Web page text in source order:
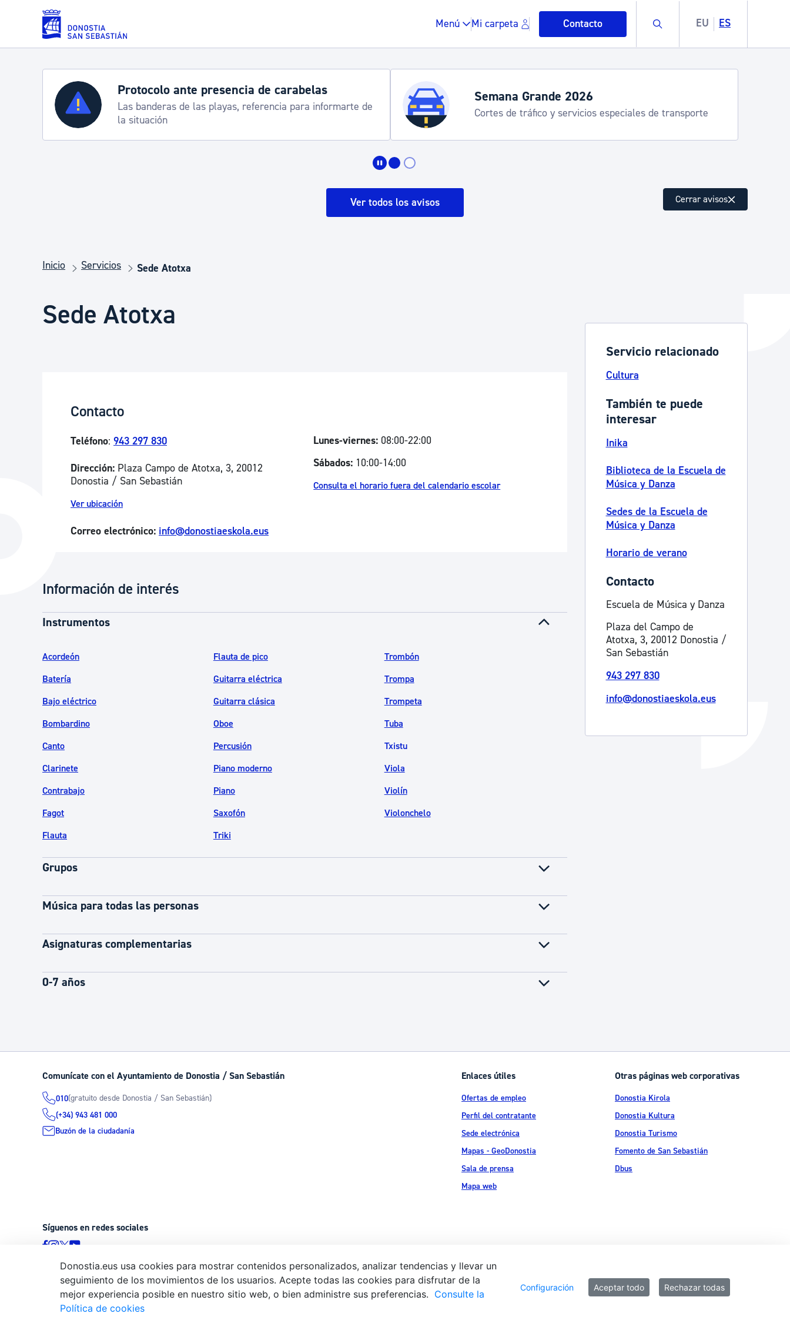
Saltar al contenido principal
Menú Mi carpeta Contacto Buscar EU ES
Servicios
Padrón y asuntos personales
Espacio público, residuos y medioambiente
Seguridad ciudadana y emergencias
Salud Pública, animales y consumo
Deporte
La ciudad
Descubre la ciudad
Actualidad
Catálogo de trámites
Protocolo ante presencia de carabelas
Las banderas de las playas, referencia para informarte de
la situación
Semana Grande 2026
Cortes de tráfico y servicios especiales de transporte
Ver todos los avisos Cerrar avisos
Inicio Servicios Sede Atotxa
Sede Atotxa
Contacto
Teléfono: 943 297 830
Dirección: Plaza Campo de Atotxa, 3, 20012
Donostia / San Sebastián
Ver ubicación
Correo electrónico: info@donostiaeskola.eus
Lunes-viernes: 08:00-22:00
Sábados: 10:00-14:00
Consulta el horario fuera del calendario escolar
Información de interés
Instrumentos
Acordeón
Batería
Bajo eléctrico
Bombardino
Canto
Clarinete
Contrabajo
Fagot
Flauta
Flauta de pico
Guitarra eléctrica
Guitarra clásica
Oboe
Percusión
Piano moderno
Piano
Saxofón
Triki
Trombón
Trompa
Trompeta
Tuba
Txistu
Viola
Violín
Violonchelo
Grupos
Música para todas las personas
Asignaturas complementarias
0-7 años
Servicio relacionado
Cultura
También te puede
interesar
Inika
Biblioteca de la Escuela de
Música y Danza
Sedes de la Escuela de
Música y Danza
Horario de verano
Contacto
Escuela de Música y Danza
Plaza del Campo de
Atotxa, 3, 20012 Donostia /
San Sebastián
943 297 830
info@donostiaeskola.eus
Comunícate con el Ayuntamiento de Donostia / San Sebastián
010(gratuito desde Donostia / San Sebastián)
(+34) 943 481 000
Buzón de la ciudadanía
Enlaces útiles
Ofertas de empleo
Perfil del contratante
Sede electrónica
Mapas - GeoDonostia
Sala de prensa
Mapa web
Otras páginas web corporativas
Donostia Kirola
Donostia Kultura
Donostia Turismo
Fomento de San Sebastián
Dbus
Síguenos en redes sociales
© Donostiako Udala - Ayuntamiento de Donostia / San Sebastián Ijentea 1,
20003 Donostia / San Sebastián
Aviso legal Política de privacidad Política de cookies Declaración de accesibilidad
Donostia.eus usa cookies para mostrar contenidos personalizados, analizar tendencias y llevar un
seguimiento de los movimientos de los usuarios. Acepte todas las cookies para disfrutar de la
mejor experiencia posible en nuestro sitio web, o bien administre sus preferencias. Consulte la
Política de cookies
Configuración Aceptar todo Rechazar todas